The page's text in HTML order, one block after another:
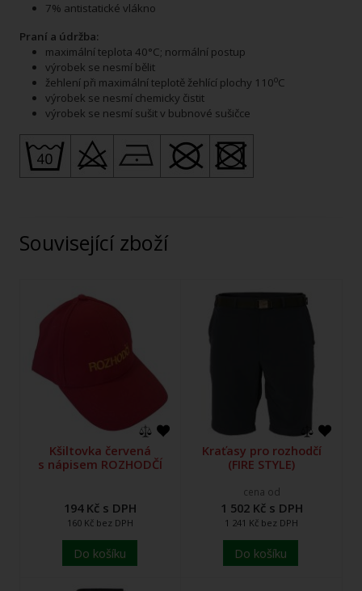
7% antistatické vlákno
Praní a údržba:
maximální teplota 40°C; normální postup
výrobek se nesmí bělit
žehlení při maximální teplotě žehlící plochy 110oC
výrobek se nesmí chemicky čistit
výrobek se nesmí sušit v bubnové sušičce
Související zboží
Kšiltovka červená
s nápisem ROZHODČÍ
194 Kč s DPH
160 Kč bez DPH
Do košíku
Kraťasy pro rozhodčí
(FIRE STYLE)
cena od
1 502 Kč s DPH
1 241 Kč bez DPH
Do košíku